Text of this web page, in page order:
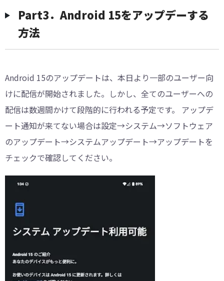
Part3．Android 15をアップデーする
方法
Android 15のアップデートは、本日より一部のユーザー向
けに配信が開始されました。しかし、全てのユーザーへの
配信は数週間かけて段階的に行われる予定です。 アップデ
ート通知が来てない場合は設定→システム→ソフトウェア
のアップデート→システムアップデート→アップデートを
チェックで確認してください。